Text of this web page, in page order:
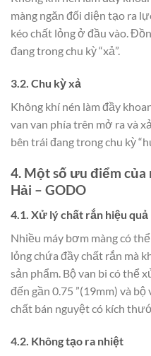
màng ngăn đối diện tạo ra
kéo chất lỏng ở đầu vào.
đang trong chu kỳ “xả”.
3.2. Chu kỳ xả
Không khí nén làm đầy
van van phía trên mở ra và
bên trái đang trong chu kỳ
4. Một số ưu điểm
Hải – GODO
4.1. Xử lý chất rắn hiệu quả
Nhiều máy bơm màng có
lỏng chứa đầy chất rắn mà
sản phẩm. Bộ van bi có thể
đến gần 0.75 ”(19mm) và
chất bán nguyệt có kích
4.2. Không tạo ra nhiệt